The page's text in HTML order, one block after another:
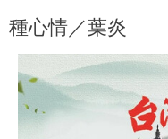
種心情／葉炎